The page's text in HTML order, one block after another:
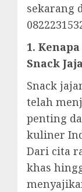
sekarang
1.
Snack
Snack
telah
penting
kuliner
Dari cita
khas